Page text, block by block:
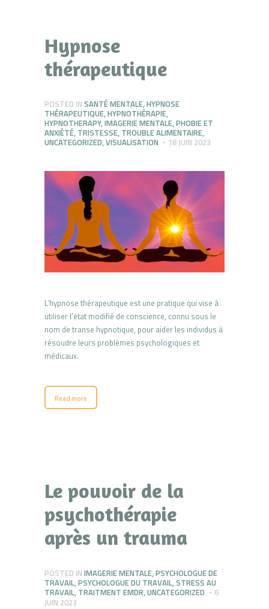
Hypnose
thérapeutique
POSTED IN SANTÉ MENTALE,HYPNOSE
THÉRAPEUTIQUE,HYPNOTHÉRAPIE,
HYPNOTHERAPY,IMAGERIE MENTALE,PHOBIE ET
ANXIÉTÉ, TRISTESSE, TROUBLE ALIMENTAIRE,
UNCATEGORIZED,VISUALISATION 18 JUIN 2023
L’hypnose thérapeutique est une pratique qui vise à
utiliser l’état modifié de conscience, connu sous le
nom de transe hypnotique, pour aider les individus à
résoudre leurs problèmes psychologiques et
médicaux.
Read more
Le pouvoir de la
psychothérapie
après un trauma
POSTED IN IMAGERIE MENTALE,PSYCHOLOGUE DE
TRAVAIL,PSYCHOLOGUE DU TRAVAIL,STRESS AU
TRAVAIL, TRAITMENT EMDR,UNCATEGORIZED
6
JUIN 2023